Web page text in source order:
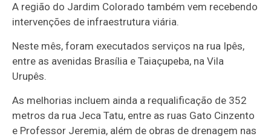
A região do Jardim Colorado também vem recebendo
intervenções de infraestrutura viária.
Neste mês, foram executados serviços na rua Ipês,
entre as avenidas Brasília e Taiaçupeba, na Vila
Urupês.
As melhorias incluem ainda a requalificação de 352
metros da rua Jeca Tatu, entre as ruas Gato Cinzento
e Professor Jeremia, além de obras de drenagem nas